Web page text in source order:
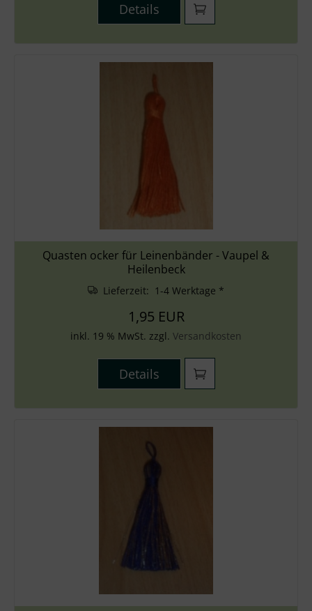
Details
Quasten ocker für Leinenbänder - Vaupel &
Heilenbeck
Lieferzeit: 1-4 Werktage *
1,95 EUR
inkl. 19 % MwSt. zzgl. Versandkosten
Details